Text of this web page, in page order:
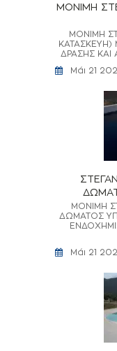
ΜΟΝΙΜΗ
ΜΟΝΙΜΗ
ΔΡΑΣΗΣ ΚΑΙ
Μάι 21
ΜΟΝΙΜΗ
ΔΩΜΑΤΟΣ
Μάι 21